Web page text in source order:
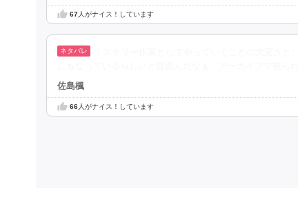
67人がナイス！しています
にもなっているらしいと昔読んだなぁ。アーカイブで観ら
佐島楓
66人がナイス！しています